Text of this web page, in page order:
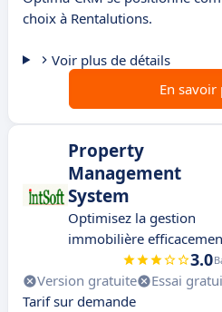
choix à Rentalutions.
Voir plus de détails
En savoir
Property
Management
System
Optimisez la gestion
immobilière
3.0
Version gratuite Essai
Tarif sur demande